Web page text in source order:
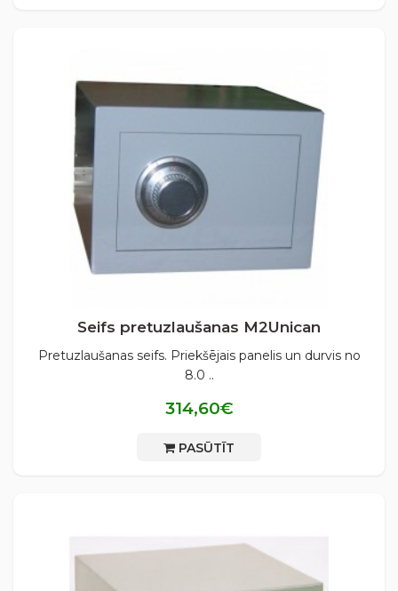
Seifs pretuzlaušanas М2Unican
Pretuzlaušanas seifs. Priekšējais panelis un durvis no
8.0 ..
314,60€
PASŪTĪT